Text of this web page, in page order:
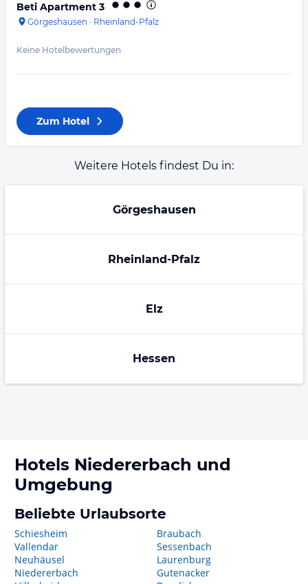
Beti Apartment 3
Görgeshausen · Rheinland-Pfalz
Keine Hotelbewertungen
Zum Hotel
Weitere Hotels findest Du in:
Görgeshausen
Rheinland-Pfalz
Elz
Hessen
Hotels Niedererbach und
Umgebung
Beliebte Urlaubsorte
Schiesheim
Vallendar
Neuhäusel
Niedererbach
Braubach
Sessenbach
Laurenburg
Gutenacker